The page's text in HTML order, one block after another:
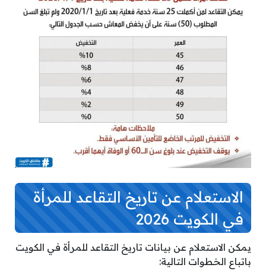
الاستعلام عن تاريخ التقاعد للمرأة
في الكويت 2026
يمكن الاستعلام عن بيانات تاريخ التقاعد للمرأة في الكويت
باتباع الخطوات التالية: